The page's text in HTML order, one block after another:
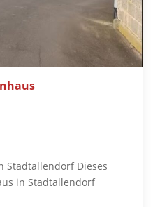
Stadtallendorf Dieses
in Stadtallendorf